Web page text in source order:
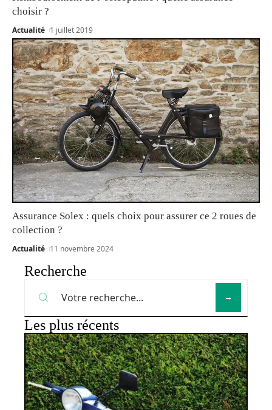
choisir ?
Actualité 1 juillet 2019
Assurance Solex : quels choix pour assurer ce 2 roues de
collection ?
Actualité 11 novembre 2024
Recherche
Les plus récents